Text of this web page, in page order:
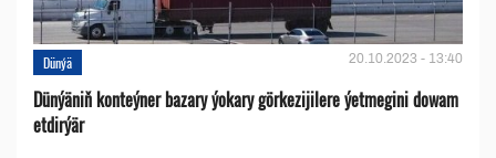
Dünýä 20.10.2023 - 13:40
Dünýäniň konteýner bazary ýokary görkezijilere ýetmegini dowam
etdirýär